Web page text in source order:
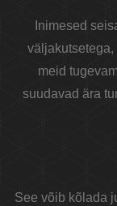
Inimesed
meid
suudavad ära
See võib kõlada